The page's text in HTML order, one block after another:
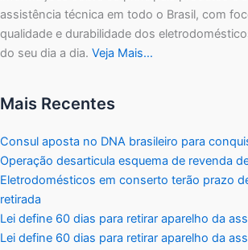
assistência técnica em todo o Brasil, com
qualidade e durabilidade dos
do seu dia a dia. Veja Mais…
Mais Recentes
Consul aposta no DNA brasileiro para
Operação desarticula esquema de revenda
Eletrodomésticos em conserto terão prazo
retirada
Lei define 60 dias para retirar aparelho da
Lei define 60 dias para retirar aparelho da